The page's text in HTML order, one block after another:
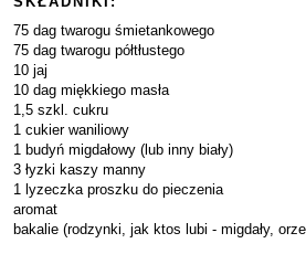
75 dag twarogu śmietankowego
75 dag twarogu półtłustego
10 jaj
10 dag miękkiego masła
1,5 szkl. cukru
1 cukier waniliowy
1 budyń migdałowy (lub inny biały)
3 łyzki kaszy manny
1 lyzeczka proszku do pieczenia
aromat
bakalie (rodzynki, jak ktos lubi - migdały,